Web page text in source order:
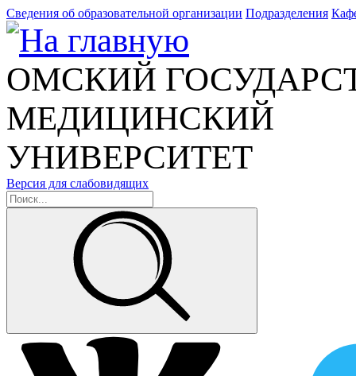
Сведения об образовательной организации Подразделения
ОМСКИЙ
МЕДИЦИНСКИЙ
УНИВЕРСИТЕТ
Версия для слабовидящих